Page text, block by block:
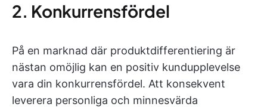
2. Konkurrensfördel
På en marknad där produktdifferentiering är
nästan omöjlig kan en positiv kundupplevelse
vara din konkurrensfördel. Att konsekvent
leverera personliga och minnesvärda